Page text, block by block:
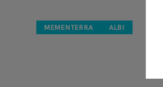
MEMENTERRA ALBI